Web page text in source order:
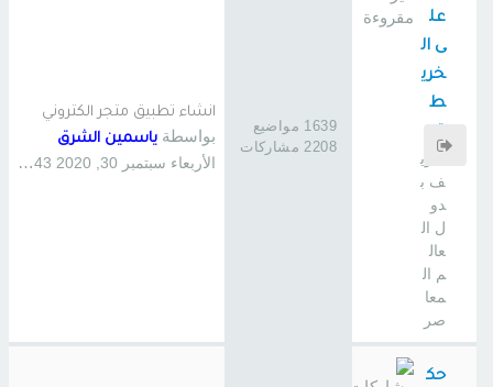
عل
ى ال
خري
ط
تعري
ف ب
دو
ل ال
عال
م ال
معا
صر
1639 مواضيع
2208 مشاركات
انشاء تطبيق متجر الكتروني
بواسطة ياسمين الشرق
الأربعاء سبتمبر 30, 2020 11:43 pm
حك